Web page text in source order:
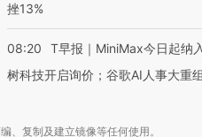
挫13%
08:20
T早报｜MiniMax今日起纳
树科技开启询价；谷歌AI人事大重组
、复制及建立镜像等任何使用。